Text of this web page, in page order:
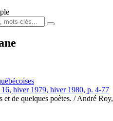
hiver 1979, hiver 1980, p. 4-77
et de quelques poètes. / André Roy,